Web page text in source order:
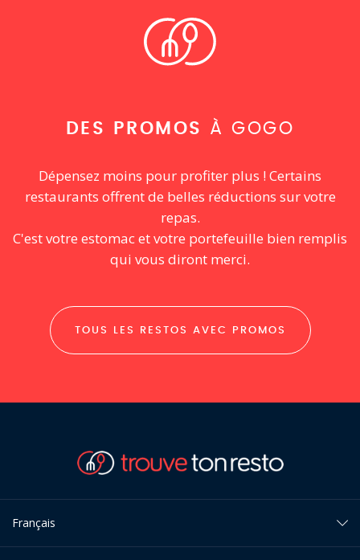
DES PROMOS À GOGO
Dépensez moins pour profiter plus ! Certains
restaurants offrent de belles réductions sur votre
repas.
C'est votre estomac et votre portefeuille bien remplis
qui vous diront merci.
TOUS LES RESTOS AVEC PROMOS
Français